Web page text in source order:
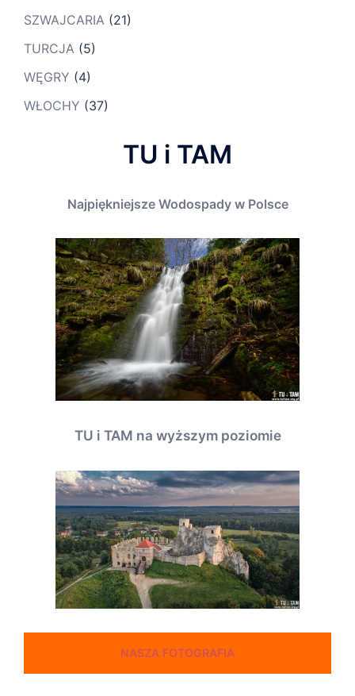
SZWAJCARIA (21)
TURCJA (5)
WĘGRY (4)
WŁOCHY (37)
TU i TAM
Najpiękniejsze Wodospady w Polsce
TU i TAM na wyższym poziomie
NASZA FOTOGRAFIA